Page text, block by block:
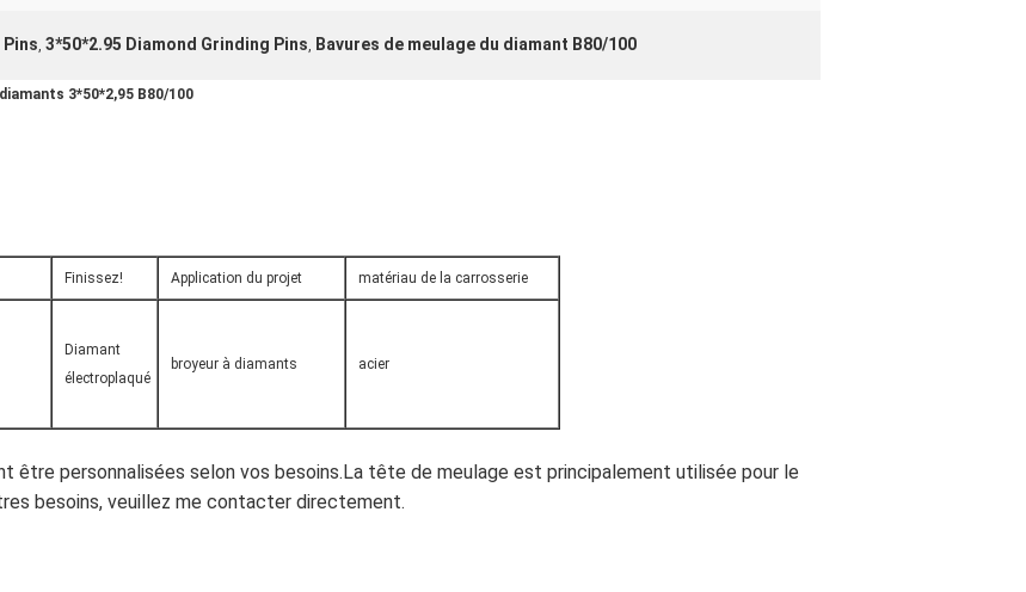
Pins, 3*50*2.95 Diamond Grinding Pins, Bavures de meulage du diamant B80/100
3*50*2,95 B80/100
Finissez! Application du projet matériau de la carrosserie
Diamant
électroplaqué
broyeur à diamants acier
être personnalisées selon vos besoins.La tête de meulage est principalement utilisée pour le
besoins, veuillez me contacter directement.